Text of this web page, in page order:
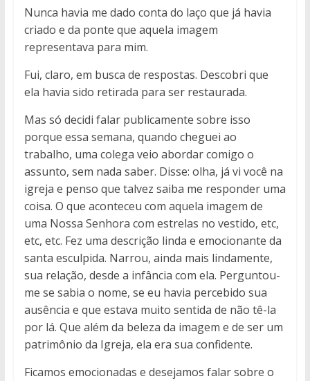
Nunca havia me dado conta do laço que já havia
criado e da ponte que aquela imagem
representava para mim.
Fui, claro, em busca de respostas. Descobri que
ela havia sido retirada para ser restaurada.
Mas só decidi falar publicamente sobre isso
porque essa semana, quando cheguei ao
trabalho, uma colega veio abordar comigo o
assunto, sem nada saber. Disse: olha, já vi você na
igreja e penso que talvez saiba me responder uma
coisa. O que aconteceu com aquela imagem de
uma Nossa Senhora com estrelas no vestido, etc,
etc, etc. Fez uma descrição linda e emocionante da
santa esculpida. Narrou, ainda mais lindamente,
sua relação, desde a infância com ela. Perguntou-
me se sabia o nome, se eu havia percebido sua
ausência e que estava muito sentida de não tê-la
por lá. Que além da beleza da imagem e de ser um
patrimônio da Igreja, ela era sua confidente.
Ficamos emocionadas e desejamos falar sobre o